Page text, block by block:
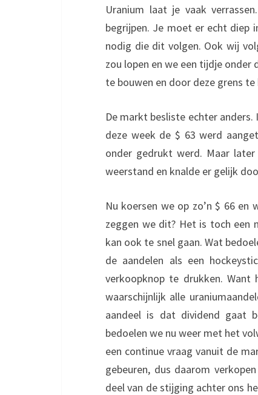
Uranium laat je vaak
begrijpen. Je moet er echt diep
nodig die dit volgen. Ook wij
zou lopen en we een tijdje onder
te bouwen en door deze grens te
De markt besliste echter
deze week de $ 63 werd
onder gedrukt werd. Maar
weerstand en knalde er gelijk
Nu koersen we op zo’n $ 66 en
zeggen we dit? Het is toch
kan ook te snel gaan. Wat
de aandelen als een
verkoopknop te drukken.
waarschijnlijk alle
aandeel is dat dividend gaat
bedoelen we nu weer met het
een continue vraag vanuit de
gebeuren, dus daarom
deel van de stijging achter ons